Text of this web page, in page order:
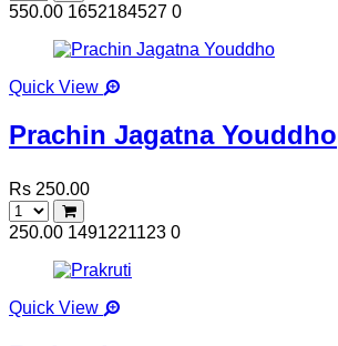
550.00 1652184527 0
Quick View
Prachin Jagatna Youddho
Rs 250.00
250.00 1491221123 0
Quick View